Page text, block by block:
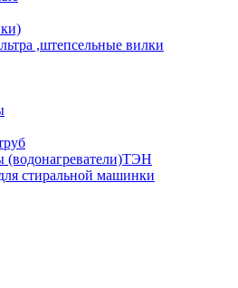
,штепсельные вилки
(водонагреватели)ТЭН
стиральной машинки